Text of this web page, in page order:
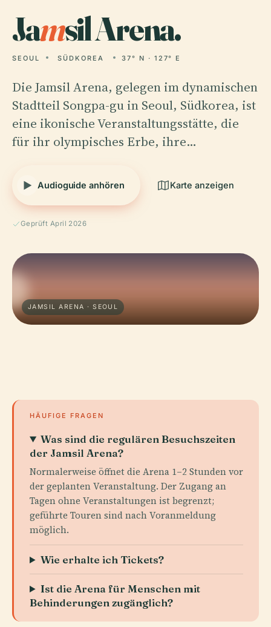
Jamsil Arena.
SEOUL SÜDKOREA 37° N · 127° E
Die Jamsil Arena, gelegen im dynamischen
Stadtteil Songpa-gu in Seoul, Südkorea, ist
eine ikonische Veranstaltungsstätte, die
für ihr olympisches Erbe, ihre…
Audioguide anhören Karte anzeigen
Geprüft April 2026
JAMSIL ARENA · SEOUL
HÄUFIGE FRAGEN
Was sind die regulären Besuchszeiten
der Jamsil Arena?
Normalerweise öffnet die Arena 1–2 Stunden vor
der geplanten Veranstaltung. Der Zugang an
Tagen ohne Veranstaltungen ist begrenzt;
geführte Touren sind nach Voranmeldung
möglich.
Wie erhalte ich Tickets?
Ist die Arena für Menschen mit
Behinderungen zugänglich?